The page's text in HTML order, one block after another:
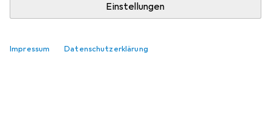
Einstellungen
Impressum Datenschutzerklärung
Kommentieren